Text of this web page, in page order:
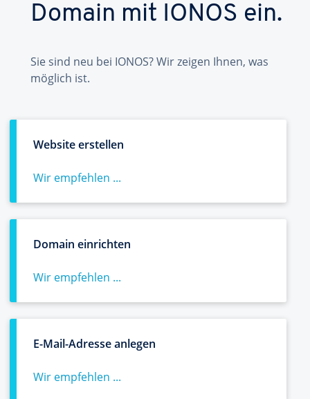
Domain mit IONOS ein.
Sie sind neu bei IONOS? Wir zeigen Ihnen, was
möglich ist.
Website erstellen
Wir empfehlen ...
Domain einrichten
Wir empfehlen ...
E-Mail-Adresse anlegen
Wir empfehlen ...